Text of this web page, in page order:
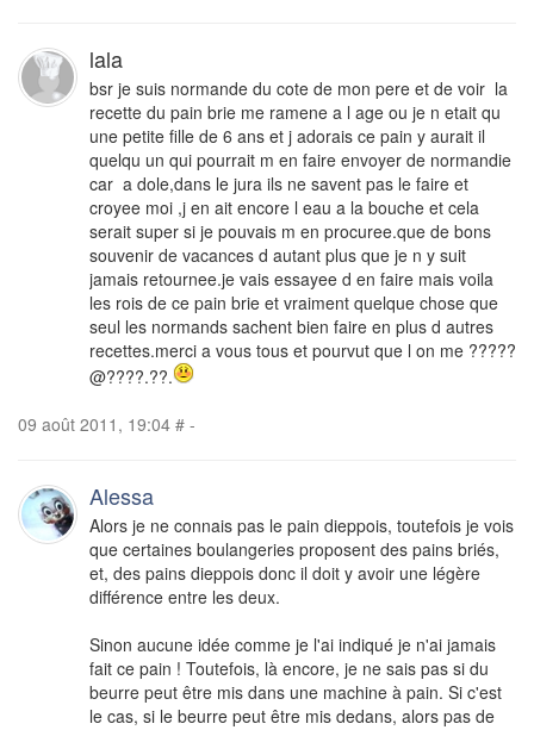
lala
bsr je suis normande du cote de mon pere et de voir la
recette du pain brie me ramene a l age ou je n etait qu
une petite fille de 6 ans et j adorais ce pain y aurait il
quelqu un qui pourrait m en faire envoyer de normandie
car a dole,dans le jura ils ne savent pas le faire et
croyee moi ,j en ait encore l eau a la bouche et cela
serait super si je pouvais m en procuree.que de bons
souvenir de vacances d autant plus que je n y suit
jamais retournee.je vais essayee d en faire mais voila
les rois de ce pain brie et vraiment quelque chose que
seul les normands sachent bien faire en plus d autres
recettes.merci a vous tous et pourvut que l on me ?????
@????.??.
09 août 2011, 19:04 # -
Alessa
Alors je ne connais pas le pain dieppois, toutefois je vois
que certaines boulangeries proposent des pains briés,
et, des pains dieppois donc il doit y avoir une légère
différence entre les deux.
Sinon aucune idée comme je l'ai indiqué je n'ai jamais
fait ce pain ! Toutefois, là encore, je ne sais pas si du
beurre peut être mis dans une machine à pain. Si c'est
le cas, si le beurre peut être mis dedans, alors pas de